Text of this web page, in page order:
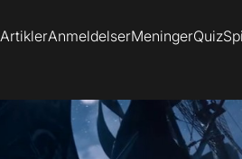
ArtiklerAnmeldelserMeningerQuiz